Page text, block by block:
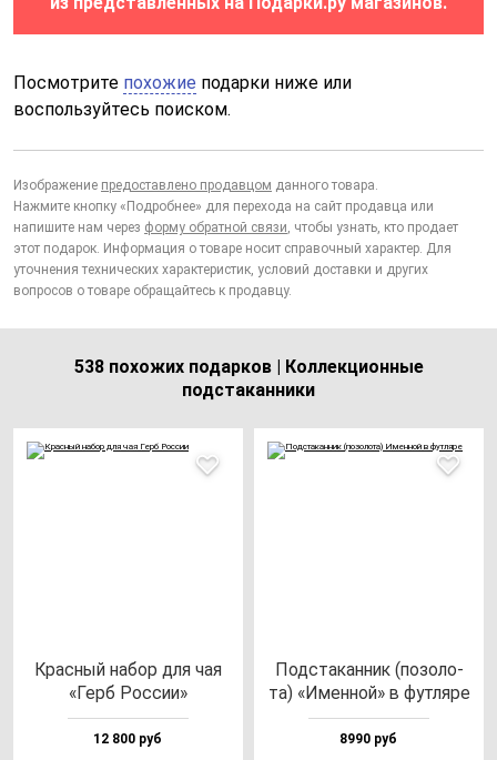
Посмотрите похожие подарки ниже или
воспользуйтесь поиском.
Изображение предоставлено продавцом данного товара.
Нажмите кнопку «Подробнее» для перехода на сайт продавца или
напишите нам через форму обратной связи, чтобы узнать, кто продает
этот подарок. Информация о товаре носит справочный характер. Для
уточнения технических характеристик, условий доставки и других
вопросов о товаре обращайтесь к продавцу.
538 похожих подарков | Коллекционные
подстаканники
Крас­ный на­бор для чая
«Герб Рос­сии»
12 800 руб
Под­ста­кан­ник (по­зо­ло­
та) «Имен­ной» в фут­ля­ре
8990 руб